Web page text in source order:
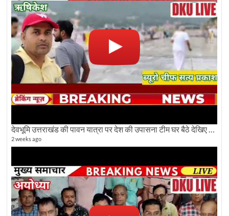
देवभूमि उत्तराखंड की पावन यात्रा पर देश की उपासना टीम घर बैठे देखिए अलौकिक दृश्य
2 weeks ago